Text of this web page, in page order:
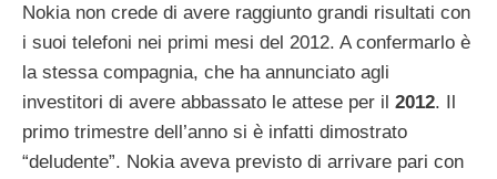
Nokia non crede di avere raggiunto grandi risultati con
i suoi telefoni nei primi mesi del 2012. A confermarlo è
la stessa compagnia, che ha annunciato agli
investitori di avere abbassato le attese per il 2012. Il
primo trimestre dell’anno si è infatti dimostrato
“deludente”. Nokia aveva previsto di arrivare pari con